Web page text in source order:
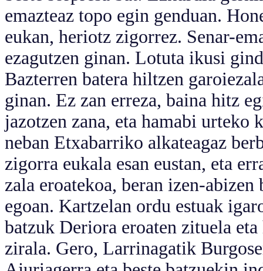
emazteaz topo egin genduan.
eukan, heriotz zigorrez. Senar-
ezagutzen ginan. Lotuta ikusi
Bazterren batera hiltzen
ginan. Ez zan erreza, baina hitz
jazotzen zana, eta hamabi urteko
neban Etxabarriko alkateagaz
zigorra eukala esan eustan, eta
zala eroatekoa, beran izen-
egoan. Kartzelan ordu estuak
batzuk Deriora eroaten zituela
zirala. Gero, Larrinagatik